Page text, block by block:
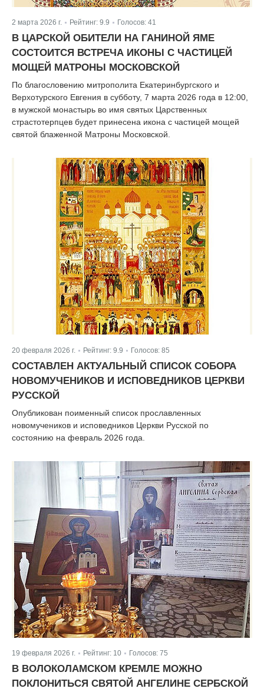
2 марта 2026 г. Рейтинг: 9.9 Голосов: 41
В ЦАРСКОЙ ОБИТЕЛИ НА ГАНИНОЙ ЯМЕ
СОСТОИТСЯ ВСТРЕЧА ИКОНЫ С ЧАСТИЦЕЙ
МОЩЕЙ МАТРОНЫ МОСКОВСКОЙ
По благословению митрополита Екатеринбургского и
Верхотурского Евгения в субботу, 7 марта 2026 года в 12:00,
в мужской монастырь во имя святых Царственных
страстотерпцев будет принесена икона с частицей мощей
святой блаженной Матроны Московской.
20 февраля 2026 г. | Рейтинг: 9.9 Голосов: 85
СОСТАВЛЕН АКТУАЛЬНЫЙ СПИСОК СОБОРА
НОВОМУЧЕНИКОВ И ИСПОВЕДНИКОВ ЦЕРКВИ
РУССКОЙ
Опубликован поименный список прославленных
новомучеников и исповедников Церкви Русской по
состоянию на февраль 2026 года.
19 февраля 2026 г. | Рейтинг: 10 Голосов: 75
В ВОЛОКОЛАМСКОМ КРЕМЛЕ МОЖНО
ПОКЛОНИТЬСЯ СВЯТОЙ АНГЕЛИНЕ СЕРБСКОЙ